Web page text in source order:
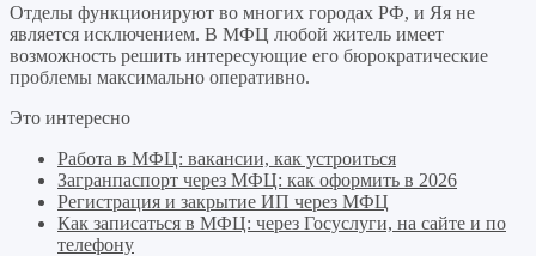
Отделы функционируют во многих городах РФ, и Яя не
является исключением. В МФЦ любой житель имеет
возможность решить интересующие его бюрократические
проблемы максимально оперативно.
Это интересно
Работа в МФЦ: вакансии, как устроиться
Загранпаспорт через МФЦ: как оформить в 2026
Регистрация и закрытие ИП через МФЦ
Как записаться в МФЦ: через Госуслуги, на сайте и по
телефону